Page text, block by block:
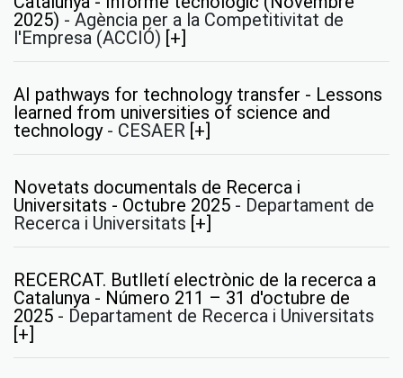
2025) - Agència per a la Competitivitat de
l'Empresa (ACCIÓ) [+]
AI pathways for technology transfer - Lessons
learned from universities of science and
technology- CESAER [+]
Novetats documentals de Recerca i
Universitats - Octubre 2025 - Departament de
Recerca i Universitats [+]
RECERCAT. Butlletí electrònic de la recerca a
Catalunya - Número 211 – 31 d'octubre de
2025 - Departament de Recerca i Universitats
[+]